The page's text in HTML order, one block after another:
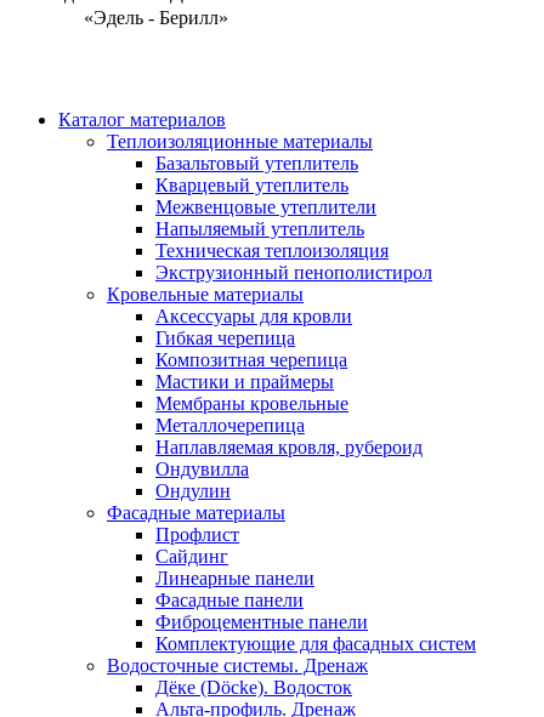
«Эдель - Берилл»
Каталог материалов
Теплоизоляционные материалы
Базальтовый утеплитель
Кварцевый утеплитель
Межвенцовые утеплители
Напыляемый утеплитель
Техническая теплоизоляция
Экструзионный пенополистирол
Кровельные материалы
Аксессуары для кровли
Гибкая черепица
Композитная черепица
Мастики и праймеры
Мембраны кровельные
Металлочерепица
Наплавляемая кровля, рубероид
Ондувилла
Ондулин
Фасадные материалы
Профлист
Сайдинг
Линеарные панели
Фасадные панели
Фиброцементные панели
Комплектующие для фасадных систем
Водосточные системы. Дренаж
Дёке (Döcke). Водосток
Альта-профиль. Дренаж